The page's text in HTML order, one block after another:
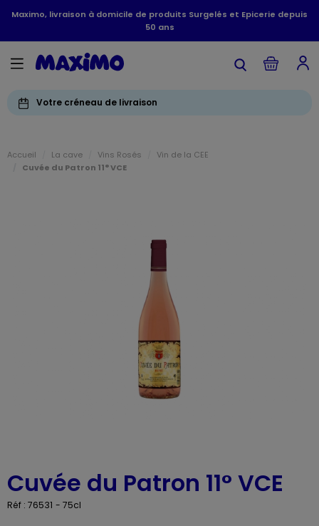
Maximo, livraison à domicile de produits Surgelés et Epicerie depuis
50 ans
Votre créneau de livraison
Accueil La cave Vins Rosés
Vin de la CEE
Cuvée du Patron 11° VCE
Cuvée du Patron 11° VCE
Réf : 76531 - 75cl